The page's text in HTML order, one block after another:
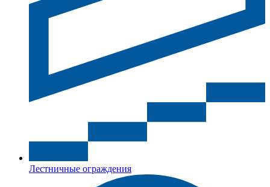
Лестничные ограждения